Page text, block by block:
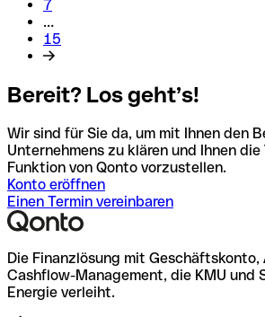
7
…
15
Bereit? Los geht’s!
Wir sind für Sie da, um mit Ihnen den
Unternehmens zu klären und Ihnen die
Funktion von Qonto vorzustellen.
Konto eröffnen
Einen Termin vereinbaren
Die Finanzlösung mit Geschäftskonto,
Cashflow-Management, die KMU und
Energie verleiht.